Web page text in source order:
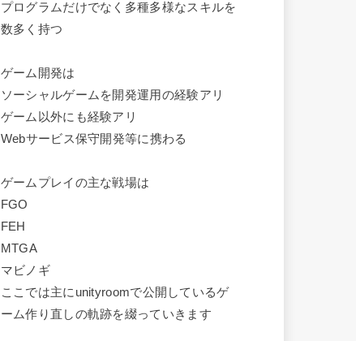
プログラムだけでなく多種多様なスキルを
数多く持つ
ゲーム開発は
ソーシャルゲームを開発運用の経験アリ
ゲーム以外にも経験アリ
Webサービス保守開発等に携わる
ゲームプレイの主な戦場は
FGO
FEH
MTGA
マビノギ
ここでは主にunityroomで公開しているゲ
ーム作り直しの軌跡を綴っていきます